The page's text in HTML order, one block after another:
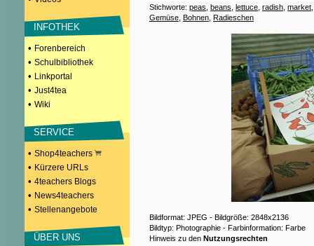
INFOTHEK
• Forenbereich
• Schulbibliothek
• Linkportal
• Just4tea
• Wiki
SERVICE
• Shop4teachers
• Kürzere URLs
• 4teachers Blogs
• News4teachers
• Stellenangebote
ÜBER UNS
Stichworte: peas beans lettuce radish market
Gemüse Bohnen Radieschen
Bildformat: JPEG - Bildgröße: 2848x2136
Bildtyp: Photographie - Farbinformation: Farbe
Hinweis zu den Nutzungsrechten